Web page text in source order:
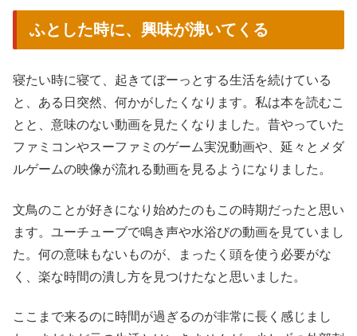
ふとした時に、興味が沸いてくる
寝たい時に寝て、起きてぼーっとする生活を続けている
と、ある日突然、何かがしたくなります。私は本を読むこ
とと、意味のない動画を見たくなりました。昔やっていた
ファミコンやスーファミのゲーム実況動画や、延々とメダ
ルゲームの映像が流れる動画を見るようになりました。
文鳥のことが好きになり始めたのもこの時期だったと思い
ます。ユーチューブで鳴き声や水浴びの動画を見ていまし
た。何の意味もないものが、まったく頭を使う必要がな
く、楽な時間の潰し方を見つけたなと思いました。
ここまで来るのに時間が過ぎるのが非常に長く感じまし